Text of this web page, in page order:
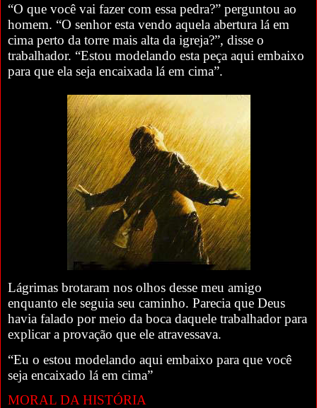
“O que você vai fazer com essa pedra?” perguntou ao
homem. “O senhor esta vendo aquela abertura lá em
cima perto da torre mais alta da igreja?”, disse o
trabalhador. “Estou modelando esta peça aqui embaixo
para que ela seja encaixada lá em cima”.
Lágrimas brotaram nos olhos desse meu amigo
enquanto ele seguia seu caminho. Parecia que Deus
havia falado por meio da boca daquele trabalhador para
explicar a provação que ele atravessava.
“Eu o estou modelando aqui embaixo para que você
seja encaixado lá em cima”
MORAL DA HISTÓRIA